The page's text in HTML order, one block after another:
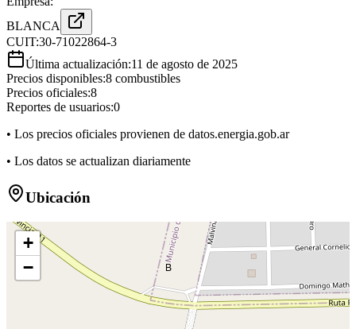
BLANCA
CUIT:30-71022864-3
Última actualización:11 de agosto de 2025
Precios disponibles:8 combustibles
Precios oficiales:8
Reportes de usuarios:0
• Los precios oficiales provienen de datos.energia.gob.ar
• Los datos se actualizan diariamente
Ubicación
B
+
−